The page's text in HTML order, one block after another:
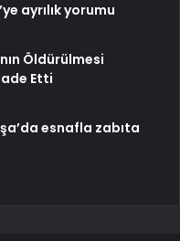
ayrılık yorumu
Öldürülmesi
Etti
esnafla zabıta